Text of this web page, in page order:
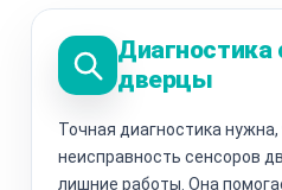
Диагностика
дверцы
Точная диагностика
неисправность сенсоров
лишние работы. Она